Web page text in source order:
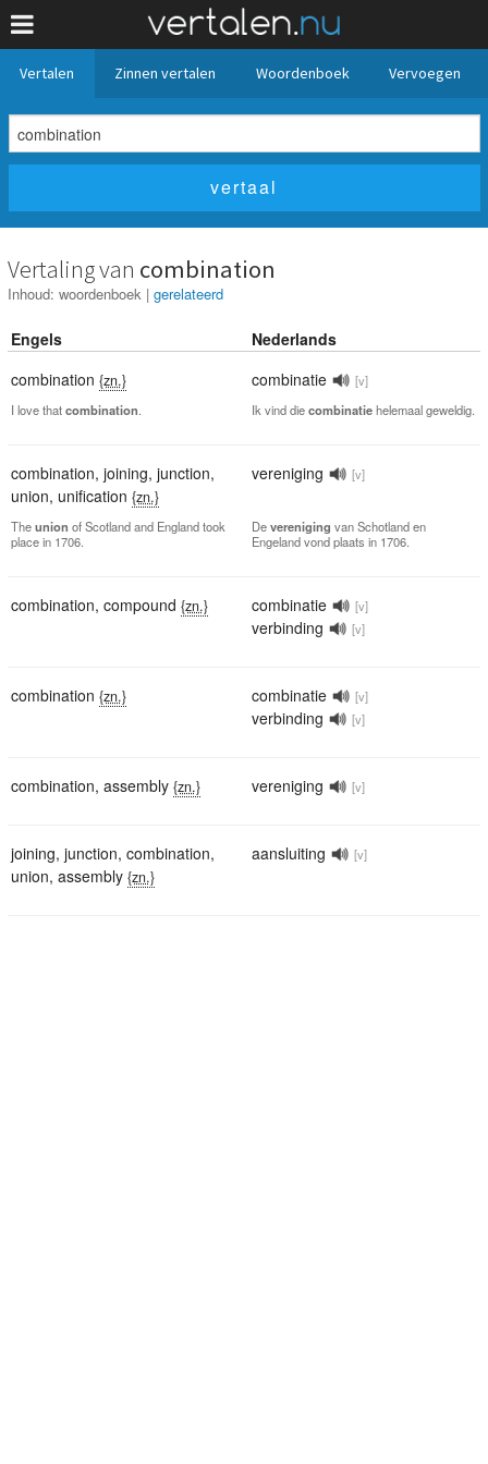
Vertalen Zinnen vertalen Woordenboek Vervoegen
Vertaling van combination
Inhoud: woordenboek | gerelateerd
Engels
Nederlands
combination {zn.} combinatie
[v]
I love thatcombination Ik vind diecombinatiehelemaal geweldig.
combination, joining, junction,
union, unification {zn.}
vereniging [v]
Theunion of Scotland and England took
place in 1706.
Devereniging van Schotland en
Engeland vond plaats in 1706.
combination, compound {zn.} combinatie [v]
verbinding [v]
combination {zn.} combinatie [v]
verbinding [v]
combination, assembly {zn.} vereniging [v]
joining, junction, combination,
union, assembly {zn.}
aansluiting [v]